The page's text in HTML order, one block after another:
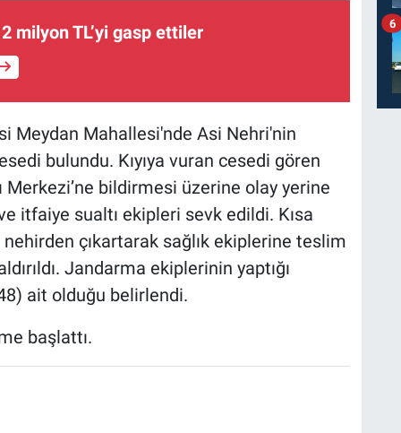
milyon TL’yi gasp ettiler
Meydan Mahallesi'nde Asi Nehri'nin
bulundu. Kıyıya vuran cesedi gören
bildirmesi üzerine olay yerine
itfaiye sualtı ekipleri sevk edildi. Kısa
çıkartarak sağlık ekiplerine teslim
Jandarma ekiplerinin yaptığı
ait olduğu belirlendi.
başlattı.
6